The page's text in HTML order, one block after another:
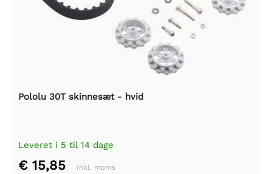
Pololu 30T skinnesæt - hvid
Leveret i 5 til 14 dage
€ 15,85 Inkl. moms